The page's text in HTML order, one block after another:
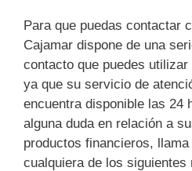
Para que puedas contactar
Cajamar dispone de una
contacto que puedes
ya que su servicio de
encuentra disponible las 24
alguna duda en relación a
productos financieros,
cualquiera de los siguientes